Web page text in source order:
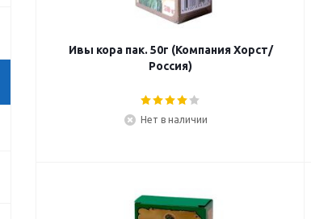
Ивы кора пак. 50г (Компания Хорст/
Россия)
Нет в наличии